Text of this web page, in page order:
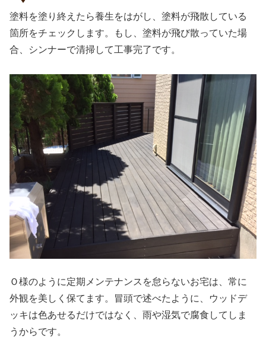
塗料を塗り終えたら養生をはがし、塗料が飛散している
箇所をチェックします。もし、塗料が飛び散っていた場
合、シンナーで清掃して工事完了です。
Ｏ様のように定期メンテナンスを怠らないお宅は、常に
外観を美しく保てます。冒頭で述べたように、ウッドデ
ッキは色あせるだけではなく、雨や湿気で腐食してしま
うからです。